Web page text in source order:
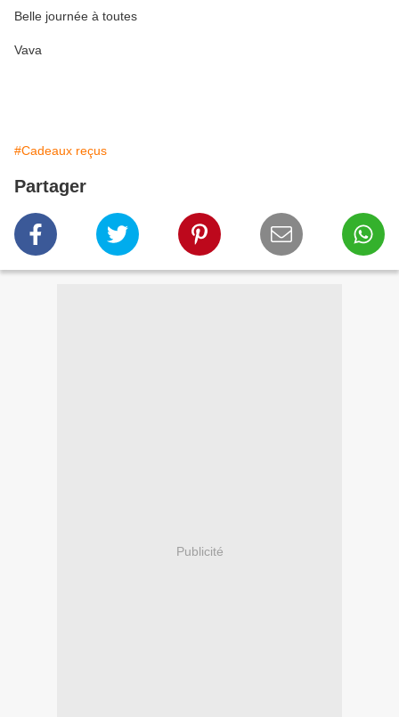
Belle journée à toutes
Vava
#Cadeaux reçus
Partager
Publicité